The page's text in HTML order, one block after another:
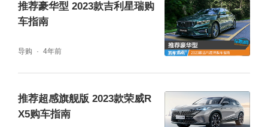
前相差无几，A6L一贯的造型辨识度极高。车
身尺寸方面，新车的长宽高分别为5038(致雅
型）/5050(动感型）x1886x1475/1460 mm
（配备自适应式空气悬架），轴距与老款车型
保持一致，达到了3024mm。尾部造型也相差
无异，分体式尾灯组中间继续采用一根贯穿式
推荐豪华型 2023款吉利星瑞购
车指南
导购 4年前
推荐超感旗舰版 2023款荣威R
X5购车指南